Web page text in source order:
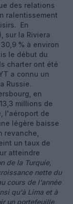
des relations
ralentissement
En
sur la Riviera
% à environ
le début du
charter ont été
a connu un
Russie.
en
millions de
l'aéroport de
légère baisse
revanche,
un taux de
atteindre
de la Turquie,
nette du
cours de l'année
qu'à Lima et à
un portefeuille